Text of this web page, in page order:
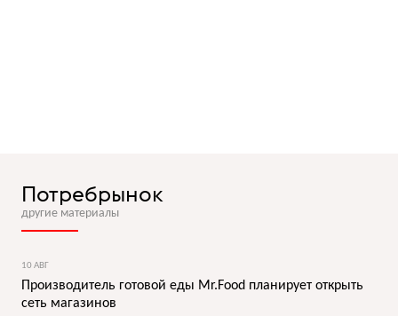
Потребрынок
другие материалы
10 АВГ
Производитель готовой еды Mr.Food планирует открыть
сеть магазинов